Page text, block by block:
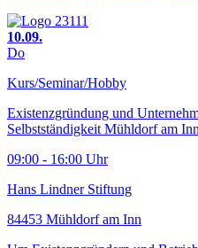
10.09.
Do
Kurs/Seminar/Hobby
Existenzgründung und
Selbstständigkeit Mühldorf am
09:00 - 16:00 Uhr
Hans Lindner Stiftung
84453 Mühldorf am Inn